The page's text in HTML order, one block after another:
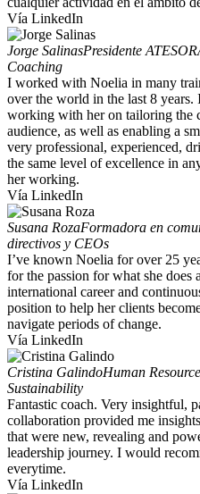
Vía LinkedIn
Jorge SalinasPresidente
Coaching
I worked with Noelia in many
over the world in the last 8 years.
working with her on tailoring the
audience, as well as enabling a
very professional, experienced,
the same level of excellence in
her working.
Vía LinkedIn
Susana RozaFormadora en
directivos y CEOs
I’ve known Noelia for over 25
for the passion for what she does
international career and
position to help her clients
navigate periods of change.
Vía LinkedIn
Cristina GalindoHuman
Sustainability
Fantastic coach. Very insightful,
collaboration provided me
that were new, revealing and
leadership journey. I would
everytime.
Vía LinkedIn